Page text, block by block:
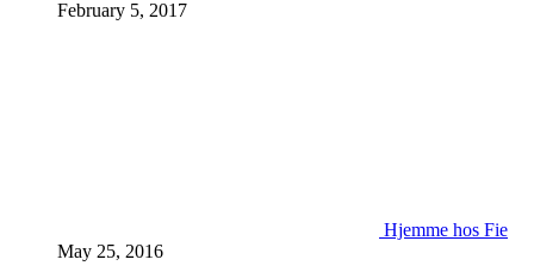
February 5, 2017
Hjemme hos Fie
May 25, 2016